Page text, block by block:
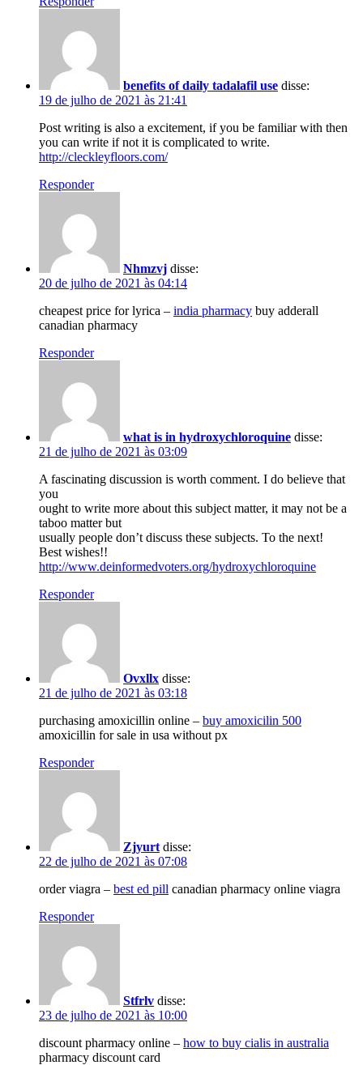
benefits of daily tadalafil use disse:
19 de julho de 2021 às 21:41
Post writing is also a excitement, if you be familiar with then
you can write if not it is complicated to write.
http://cleckleyfloors.com/
Responder
Nhmzvj disse:
20 de julho de 2021 às 04:14
cheapest price for lyrica – india pharmacy buy adderall
canadian pharmacy
Responder
what is in hydroxychloroquine disse:
21 de julho de 2021 às 03:09
A fascinating discussion is worth comment. I do believe that
you
ought to write more about this subject matter, it may not be a
taboo matter but
usually people don’t discuss these subjects. To the next!
Best wishes!!
http://www.deinformedvoters.org/hydroxychloroquine
Responder
Ovxllx disse:
21 de julho de 2021 às 03:18
purchasing amoxicillin online – buy amoxicilin 500
amoxicillin for sale in usa without px
Responder
Zjyurt disse:
22 de julho de 2021 às 07:08
order viagra – best ed pill canadian pharmacy online viagra
Responder
Stfrlv disse:
23 de julho de 2021 às 10:00
discount pharmacy online – how to buy cialis in australia
pharmacy discount card